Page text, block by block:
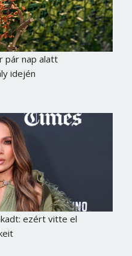
pár nap alatt
idején
ezért vitte el